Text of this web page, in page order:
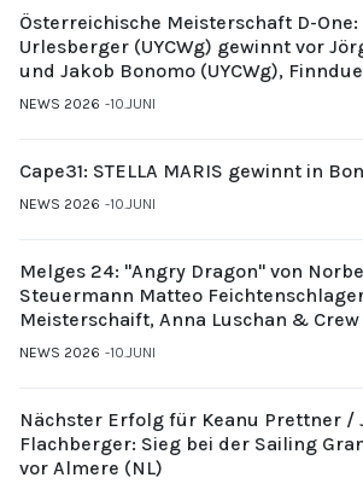
Österreichische Meisterschaft D-One:
Urlesberger (UYCWg) gewinnt vor
und Jakob Bonomo (UYCWg),
Gubi (UYCMo)
NEWS 2026 10.JUNI
Cape31: STELLA MARIS gewinnt in
NEWS 2026 10.JUNI
Melges 24: "Angry Dragon" von
Steuermann Matteo
Meisterschaift, Anna Luschan & Crew
NEWS 2026 10.JUNI
Nächster Erfolg für Keanu Prettner /
Flachberger: Sieg bei der Sailing
vor Almere (NL)